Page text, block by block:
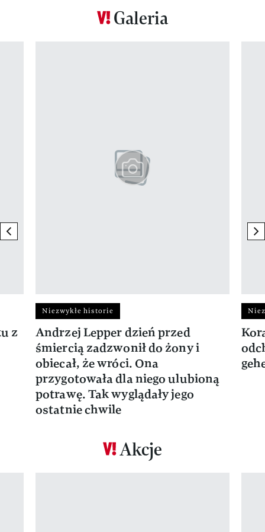
Galeria
previous element
z
Niezwykłe historie
Andrzej Lepper dzień przed
śmiercią zadzwonił do żony i
obiecał, że wróci. Ona
przygotowała dla niego ulubioną
potrawę. Tak wyglądały jego
ostatnie chwile
Akcje